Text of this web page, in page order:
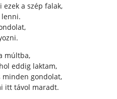
ezek a szép falak,
lenni.
múltba,
eddig laktam,
minden gondolat,
itt távol maradt.